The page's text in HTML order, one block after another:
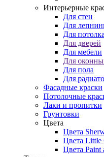
Интерьерные
Для стен
Для
Для потолка
Для дверей
Для мебели
Для
Для пола
Для
Фасадные краски
Потолочные
Лаки и пропитки
Грунтовки
Цвета
Цвета
Цвета Little
Цвета Paint